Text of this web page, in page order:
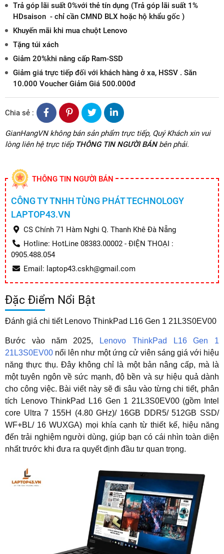
Trả góp lãi suất 0%với thẻ tín dụng (Trả góp lãi suất 1%
HDsaison - chỉ cần CMND BLX hoặc hộ khẩu gốc )
Khuyến mãi khi mua chuột Lenovo
Tặng túi xách
Giảm 20%khi nâng cấp Ram-SSD
Giảm giá trực tiếp đối với khách hàng ở xa, HSSV . Săn
10.000 Voucher Giảm Giá 500.000đ
Chia sẻ :
GianHangVN không bán sản phẩm trực tiếp, Quý Khách xin vui
lòng liên hệ trực tiếp THÔNG TIN NGƯỜI BÁNbên phải.
THÔNG TIN NGƯỜI BÁN
CÔNG TY TNHH TÙNG PHÁT TECHNOLOGY
LAPTOP43.VN
CS Chính 71 Hàm Nghi Q. Thanh Khê Đà Nẵng
Hotline: HotLine 08383.00002 - ĐIỆN THOẠI :
0905.488.054
Email: laptop43.cskh@gmail.com
Đặc Điểm Nổi Bật
Đánh giá chi tiết Lenovo ThinkPad L16 Gen 1 21L3S0EV00
Bước vào năm 2025,
Lenovo ThinkPad L16 Gen 1
21L3S0EV00 nổi lên như một ứng cử viên sáng giá với hiệu
năng thực thụ. Đây không chỉ là một bản nâng cấp, mà là
một tuyên ngôn về sức mạnh, độ bền và sự hiệu quả dành
cho công việc. Bài viết này sẽ đi sâu vào từng chi tiết, phân
tích
Lenovo ThinkPad L16 Gen 1 21L3S0EV00 (gồm Intel
core Ultra 7 155H (4.80 GHz)/ 16GB DDR5/ 512GB SSD/
WF+BL/ 16 WUXGA) mọi khía cạnh từ thiết kế, hiệu năng
đến trải nghiệm người dùng, giúp bạn có cái nhìn toàn diện
nhất trước khi đưa ra quyết định đầu tư quan trọng.